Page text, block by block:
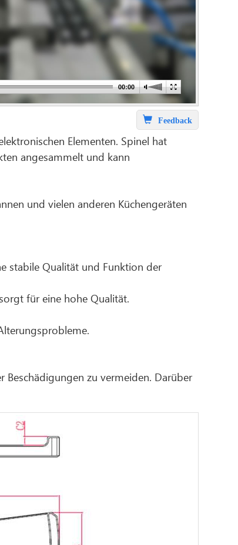
Feedback
Elementen. Spinel hat
angesammelt und kann
und vielen anderen Küchengeräten
stabile Qualität und Funktion der
für eine hohe Qualität.
Beschädigungen zu vermeiden. Darüber